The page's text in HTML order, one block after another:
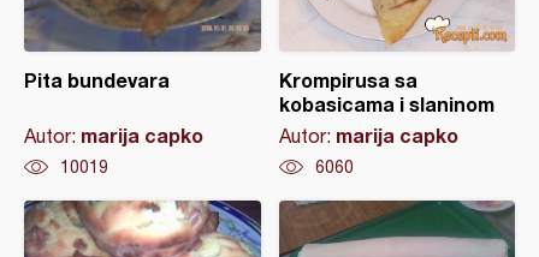
Pita bundevara
Autor: marija capko
10019
Krompirusa sa
kobasicama i slaninom
Autor: marija capko
6060